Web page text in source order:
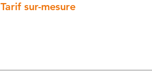
Tarif sur-mesure